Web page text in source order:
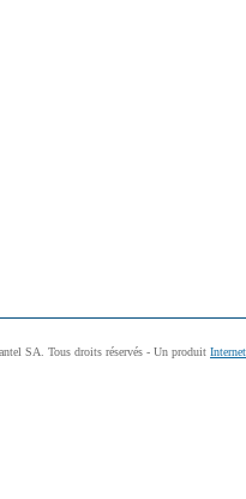
SA. Tous droits réservés - Un produit